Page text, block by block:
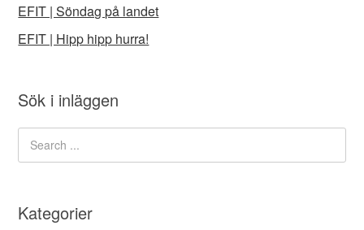
EFIT | Söndag på landet
EFIT | Hipp hipp hurra!
Sök i inläggen
Kategorier